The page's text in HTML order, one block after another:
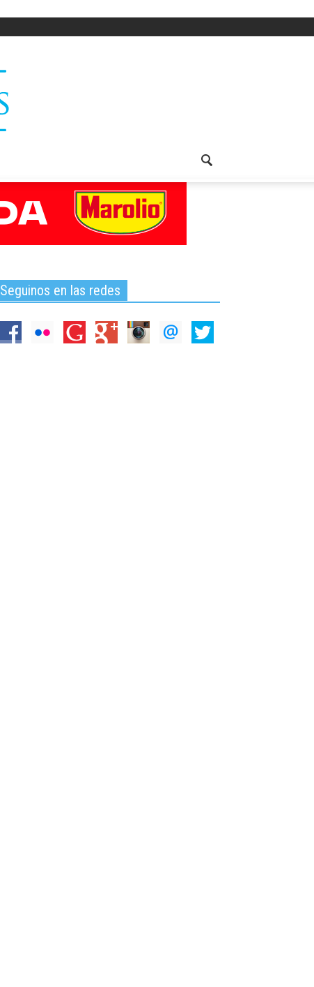
Seguinos en las redes